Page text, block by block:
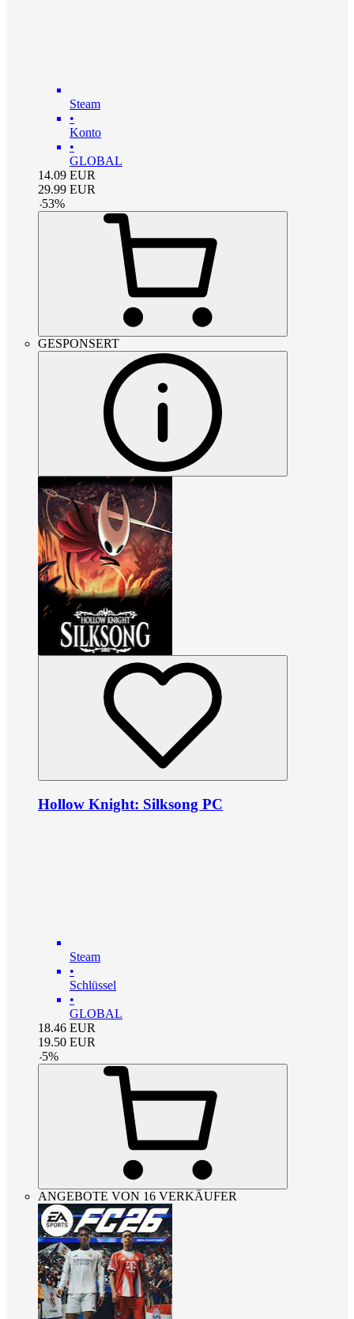
Steam
•
Konto
•
GLOBAL
14.09 EUR
29.99 EUR
-53%
GESPONSERT
Hollow Knight: Silksong PC
Steam
•
Schlüssel
•
GLOBAL
18.46 EUR
19.50 EUR
-5%
ANGEBOTE VON 16 VERKÄUFER